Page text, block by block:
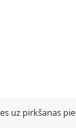
uz pirkšanas